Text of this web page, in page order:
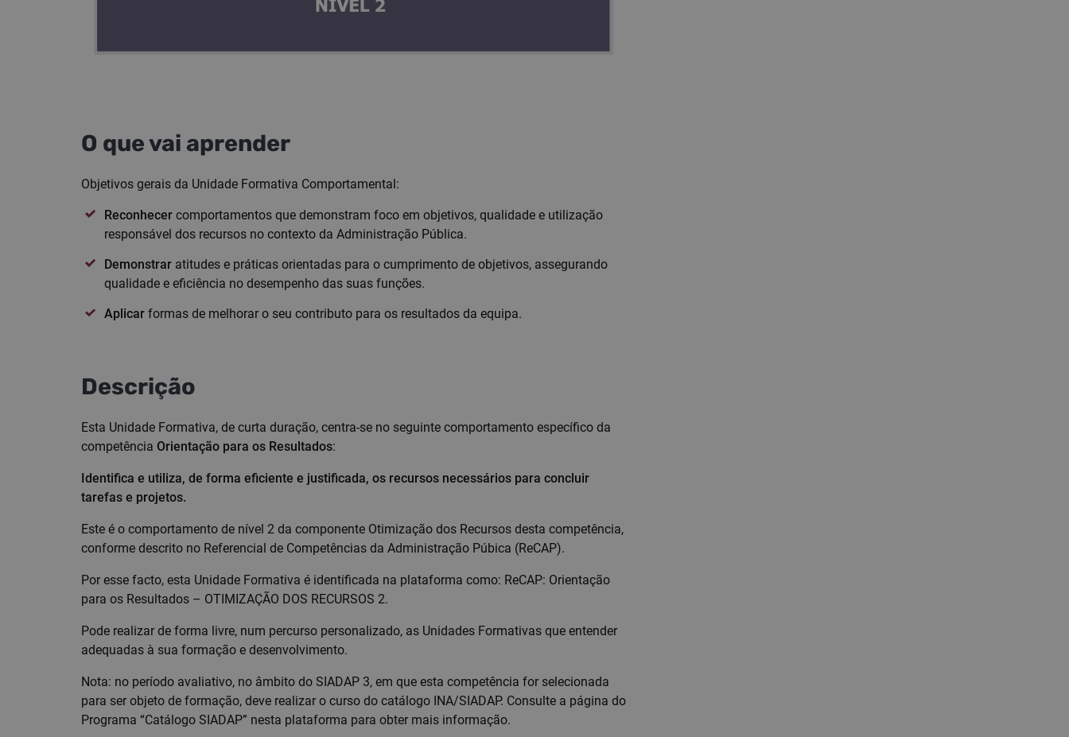
O que vai aprender
Objetivos gerais da Unidade Formativa Comportamental:
Reconhecer comportamentos que demonstram foco em objetivos, qualidade e utilização
responsável dos recursos no contexto da Administração Pública.
Demonstrar atitudes e práticas orientadas para o cumprimento de objetivos, assegurando
qualidade e eficiência no desempenho das suas funções.
Aplicar formas de melhorar o seu contributo para os resultados da equipa.
Descrição
Esta Unidade Formativa, de curta duração, centra-se no seguinte comportamento específico da
competência Orientação para os Resultados:
Identifica e utiliza, de forma eficiente e justificada, os recursos ​necessários para concluir
tarefas e projetos.​
Este é o comportamento de nível 2 da componente Otimização dos Recursos desta competência,
conforme descrito no Referencial de Competências da Administração Púbica (ReCAP).
Por esse facto, esta Unidade Formativa é identificada na plataforma como: ReCAP: Orientação
para os Resultados – OTIMIZAÇÃO DOS RECURSOS 2.
Pode realizar de forma livre, num percurso personalizado, as Unidades Formativas que entender
adequadas à sua formação e desenvolvimento.
Nota: no período avaliativo, no âmbito do SIADAP 3, em que esta competência for selecionada
para ser objeto de formação, deve realizar o curso do catálogo INA/SIADAP. Consulte a página do
Programa “Catálogo SIADAP” nesta plataforma para obter mais informação.